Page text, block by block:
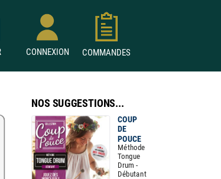
CONNEXION COMMANDES
NOS SUGGESTIONS...
COUP
DE
POUCE
Méthode
Tongue
Drum -
Débutant